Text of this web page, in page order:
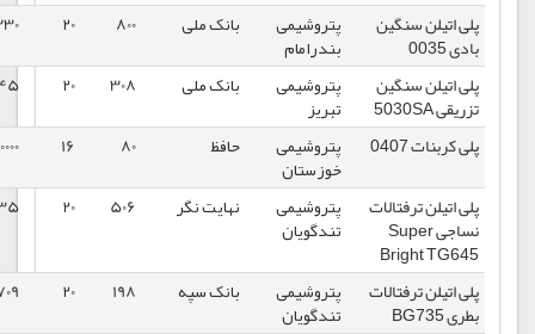
پتروشیمی
بندرامام
بانک ملی 800
20
97330
1399/03/06
پتروشیمی
تبریز
بانک ملی 308
20
98245
1399/03/06
پتروشیمی
حافظ 80
16
1399/03/03
پتروشیمی
تندگویان
نهایت نگر 506
20
88135
1399/02/30
پتروشیمی
تندگویان
بانک سپه 198
20
87709
1399/02/30